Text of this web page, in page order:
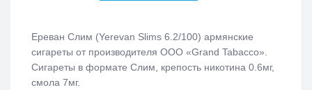
Ереван Слим (Yerevan Slims 6.2/100) армянские
сигареты от производителя ООО «Grand Tabacco».
Сигареты в формате Слим, крепость никотина 0.6мг,
смола 7мг.